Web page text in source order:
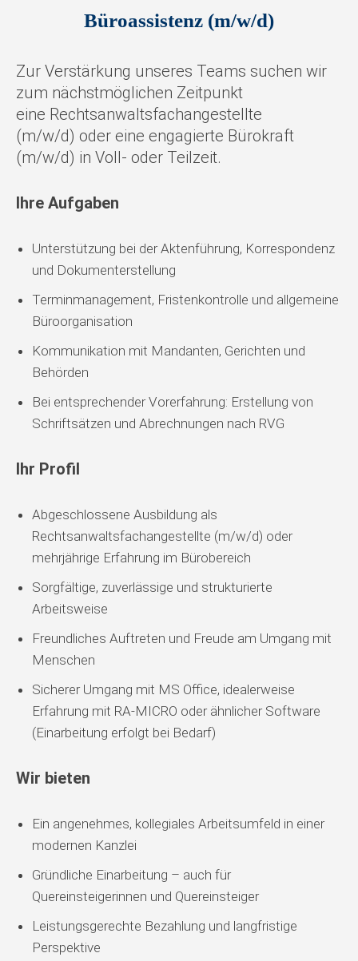
Büroassistenz (m/w/d)
Zur Verstärkung unseres Teams suchen wir
zum nächstmöglichen Zeitpunkt
eine Rechtsanwaltsfachangestellte
(m/w/d) oder eine engagierte Bürokraft
(m/w/d) in Voll- oder Teilzeit.
Ihre Aufgaben
Unterstützung bei der Aktenführung, Korrespondenz
und Dokumenterstellung
Terminmanagement, Fristenkontrolle und allgemeine
Büroorganisation
Kommunikation mit Mandanten, Gerichten und
Behörden
Bei entsprechender Vorerfahrung: Erstellung von
Schriftsätzen und Abrechnungen nach RVG
Ihr Profil
Abgeschlossene Ausbildung als
Rechtsanwaltsfachangestellte (m/w/d) oder
mehrjährige Erfahrung im Bürobereich
Sorgfältige, zuverlässige und strukturierte
Arbeitsweise
Freundliches Auftreten und Freude am Umgang mit
Menschen
Sicherer Umgang mit MS Office, idealerweise
Erfahrung mit RA-MICRO oder ähnlicher Software
(Einarbeitung erfolgt bei Bedarf)
Wir bieten
Ein angenehmes, kollegiales Arbeitsumfeld in einer
modernen Kanzlei
Gründliche Einarbeitung – auch für
Quereinsteigerinnen und Quereinsteiger
Leistungsgerechte Bezahlung und langfristige
Perspektive